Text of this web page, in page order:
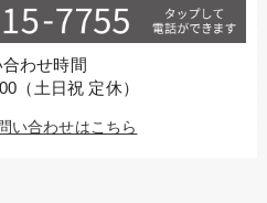
わせ時間
（土日祝 定休）
い合わせはこちら